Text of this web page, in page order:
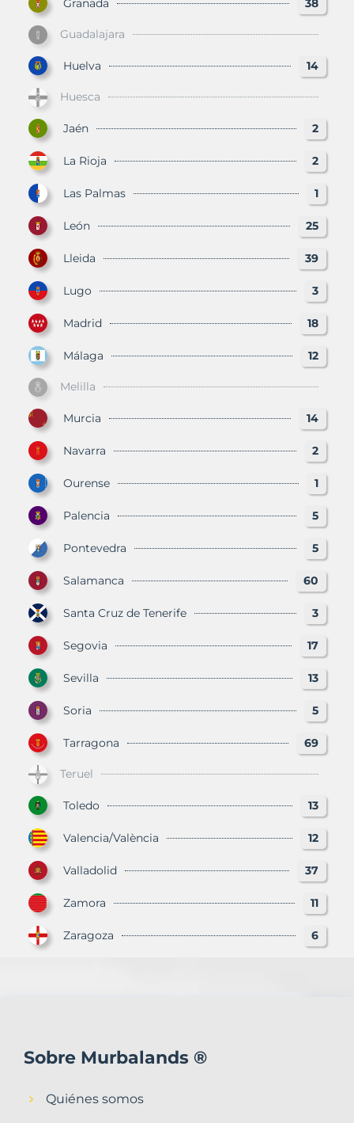
Granada 38
Guadalajara
Huelva 14
Huesca
Jaén 2
La Rioja 2
Las Palmas 1
León 25
Lleida 39
Lugo 3
Madrid 18
Málaga 12
Melilla
Murcia 14
Navarra 2
Ourense 1
Palencia 5
Pontevedra 5
Salamanca 60
Santa Cruz de Tenerife 3
Segovia 17
Sevilla 13
Soria 5
Tarragona 69
Teruel
Toledo 13
Valencia/València 12
Valladolid 37
Zamora 11
Zaragoza 6
Sobre Murbalands ®
Quiénes somos